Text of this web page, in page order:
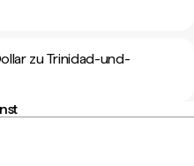
zu Trinidad-und-